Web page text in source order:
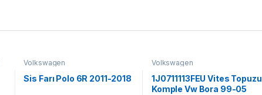
Volkswagen
Sis Farı Polo 6R 2011-2018
Volkswagen
1J0711113FEU Vites Topuzu
Komple Vw Bora 99-05